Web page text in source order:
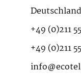
Deutschland
+49 (0)211
+49 (0)211